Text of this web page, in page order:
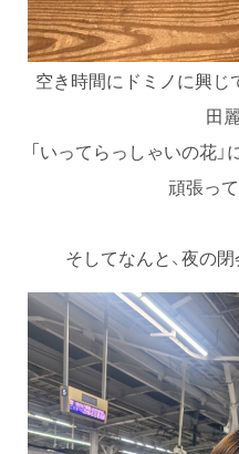
空き時間にドミノに興
田
「いってらっしゃいの花」
頑張っ
そしてなんと、夜の